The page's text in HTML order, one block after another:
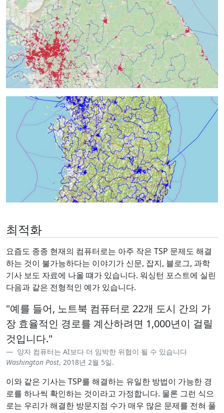
최적화
요즘도 종종 현재의 컴퓨터로는 아주 작은 TSP 문제도 해결
하는 것이 불가능하다는 이야기가 신문, 잡지, 블로그, 과학
기사 보도 자료에 나올 떄가 있습니다. 워싱턴 포스트에 실린
다음과 같은 전형적인 예가 있습니다.
"예를 들어, 노트북 컴퓨터로 22개 도시 간의 가
장 효율적인 경로를 계산하려면 1,000년이 걸릴
것입니다."
양자 컴퓨터는 AI보다 더 임박한 위협이 될 수 있습니다
Washington Post, 2018년 2월 5일.
이와 같은 기사는 TSP를 해결하는 유일한 방법이 가능한 경
로를 하나씩 확인하는 것이라고 가정합니다. 물론 그런 식으
로는 우리가 해결한 방문지점 수가 매우 많은 문제를 전혀 풀